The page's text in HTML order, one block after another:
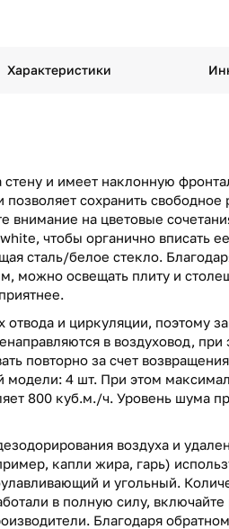
Характеристики
и имеет наклонную
сохранить свободное
внимание на цветовые
чтобы органично вписать
сталь/белое стекло.
можно освещать плиту и
и циркуляции, поэтому
в воздуховод,
повторно за счет
модели: 4 шт. При этом
800 куб.м./ч. Уровень шума
воздуха и
капли жира, гарь)
и угольный.
в полную силу,
Благодаря